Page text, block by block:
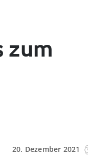
zum
20. Dezember 2021